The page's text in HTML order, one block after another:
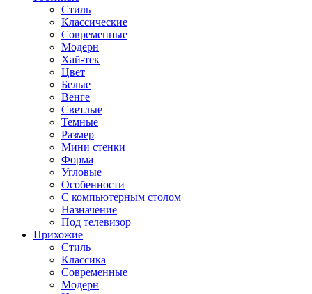
Стиль
Классические
Современные
Модерн
Хай-тек
Цвет
Белые
Венге
Светлые
Темные
Размер
Мини стенки
Форма
Угловые
Особенности
С компьютерным столом
Назначение
Под телевизор
Прихожие
Стиль
Классика
Современные
Модерн